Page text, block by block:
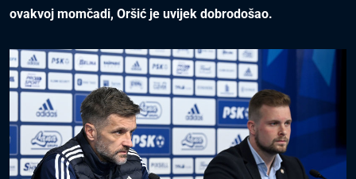
ovakvoj momčadi, Oršić je uvijek dobrodošao.